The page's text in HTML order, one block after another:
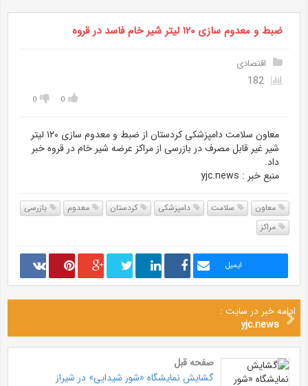
ضبط و معدوم سازی ۱۲۰ لیتر شیر خام فاسد در قروه
اقتصادی
0
0
معاون سلامت دامپزشکی کردستان از ضبط و معدوم سازی ۱۲۰ لیتر
شیر غیر قابل مصرف در بازرسی از مراکز عرضه شیر خام در قروه خبر
داد.
منبع خبر : yjc.news
معاون سلامت دامپزشکی کردستان معدوم
بازرسی
مراکز
ایمیل
ادامه خبر در سایت :
yjc.news
صفحه قبل
گشایش نمایشگاه «شور شیدایی» در شیراز